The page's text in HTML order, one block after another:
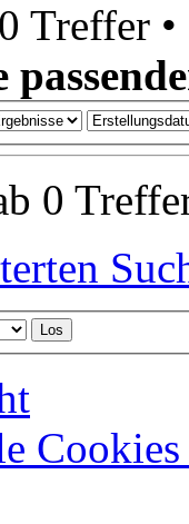
Treffer
0
Cookies